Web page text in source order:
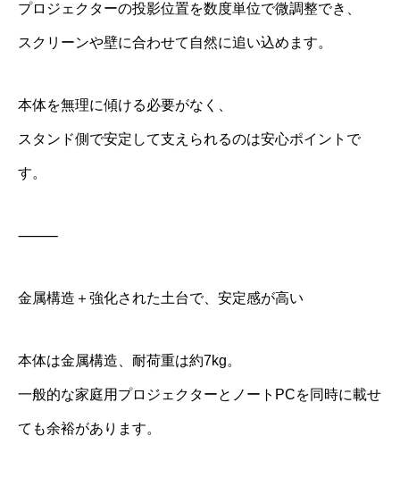
プロジェクターの投影位置を数度単位で微調整でき、
スクリーンや壁に合わせて自然に追い込めます。
本体を無理に傾ける必要がなく、
スタンド側で安定して支えられるのは安心ポイントで
す。
⸻
金属構造＋強化された土台で、安定感が高い
本体は金属構造、耐荷重は約7kg。
一般的な家庭用プロジェクターとノートPCを同時に載せ
ても余裕があります。